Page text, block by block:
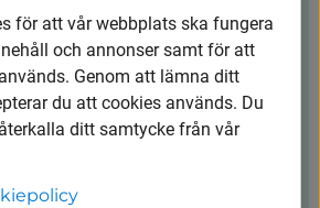
45, 447 80 Vårgårda
för att vår webbplats ska fungera
och annonser samt för att
Genom att lämna ditt
du att cookies används. Du
ditt samtycke från vår